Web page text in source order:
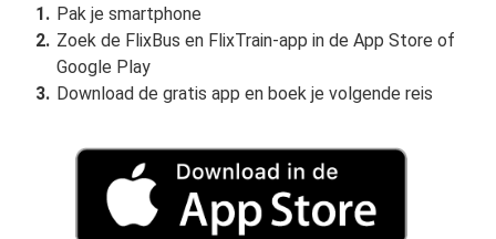
Pak je smartphone
Zoek de FlixBus en FlixTrain-app in de App Store of
Google Play
Download de gratis app en boek je volgende reis